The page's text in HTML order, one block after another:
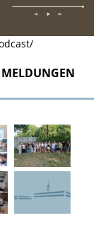
MELDUNGEN